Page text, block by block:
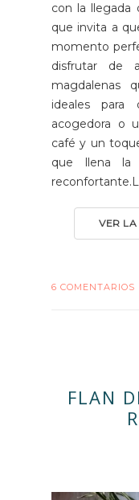
con la llegada
que invita a
momento
disfrutar de
magdalenas
ideales para
acogedora o
café y un
que llena
VER
6 COMENTARIOS
FLAN